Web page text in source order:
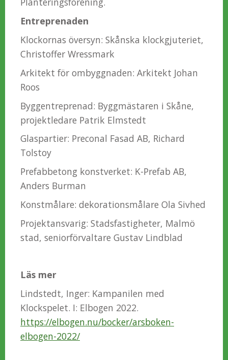
Entreprenaden
Klockornas översyn: Skånska klockgjuteriet,
Christoffer Wressmark
Arkitekt för ombyggnaden: Arkitekt Johan
Roos
Byggentreprenad: Byggmästaren i Skåne,
projektledare Patrik Elmstedt
Glaspartier: Preconal Fasad AB, Richard
Tolstoy
Prefabbetong konstverket: K-Prefab AB,
Anders Burman
Konstmålare: dekorationsmålare Ola Sivhed
Projektansvarig: Stadsfastigheter, Malmö
stad, seniorförvaltare Gustav Lindblad
Läs mer
Lindstedt, Inger: Kampanilen med
Klockspelet. I: Elbogen 2022.
https://elbogen.nu/bocker/arsboken-
elbogen-2022/